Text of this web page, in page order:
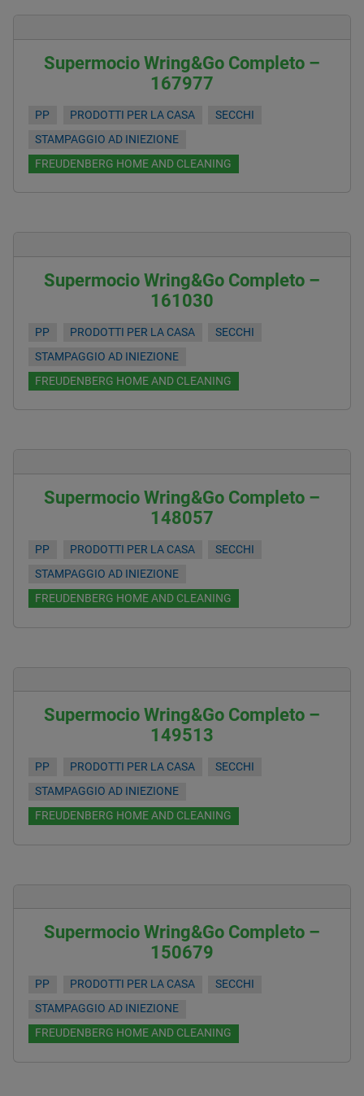
Supermocio Wring&Go Completo –
167977
PP PRODOTTI PER LA CASA
SECCHI
STAMPAGGIO AD INIEZIONE
FREUDENBERG HOME AND CLEANING
Supermocio Wring&Go Completo –
161030
PP PRODOTTI PER LA CASA
SECCHI
STAMPAGGIO AD INIEZIONE
FREUDENBERG HOME AND CLEANING
Supermocio Wring&Go Completo –
148057
PP PRODOTTI PER LA CASA
SECCHI
STAMPAGGIO AD INIEZIONE
FREUDENBERG HOME AND CLEANING
Supermocio Wring&Go Completo –
149513
PP PRODOTTI PER LA CASA
SECCHI
STAMPAGGIO AD INIEZIONE
FREUDENBERG HOME AND CLEANING
Supermocio Wring&Go Completo –
150679
PP PRODOTTI PER LA CASA
SECCHI
STAMPAGGIO AD INIEZIONE
FREUDENBERG HOME AND CLEANING